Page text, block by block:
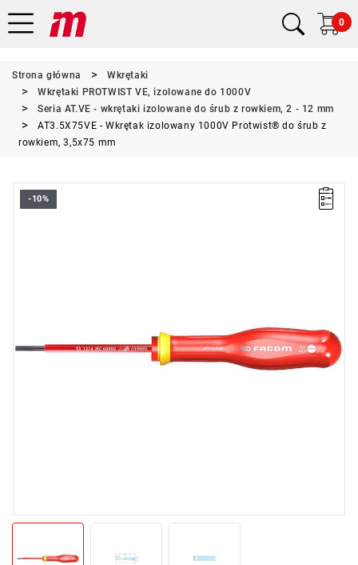
0
Strona główna
Wkrętaki
Wkrętaki PROTWIST VE, izolowane do 1000V
Seria AT.VE - wkrętaki izolowane do śrub z rowkiem, 2 - 12 mm
AT3.5X75VE - Wkrętak izolowany 1000V Protwist® do śrub z
rowkiem, 3,5x75 mm
-10%